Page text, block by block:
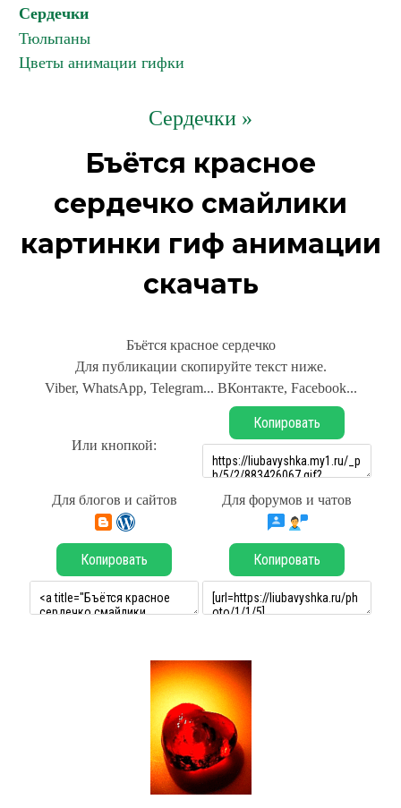
Сердечки
Тюльпаны
Цветы анимации гифки
Сердечки »
Бъётся красное
сердечко смайлики
картинки гиф анимации
скачать
Бъётся красное сердечко
Для публикации скопируйте текст ниже.
Viber, WhatsApp, Telegram... ВКонтакте, Facebook...
Или кнопкой:
Копировать
Для блогов и сайтов Для форумов и чатов
Копировать Копировать